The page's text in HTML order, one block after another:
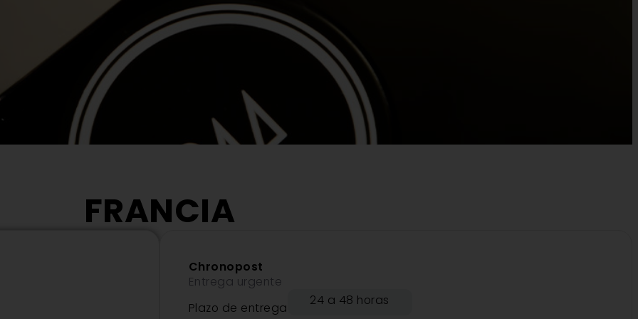
FRANCIA
Chronopost
Entrega urgente
Plazo de entrega
24 a 48 horas